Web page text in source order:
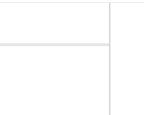
Ambulatorio HIV
pagina Ambulatorio HIV